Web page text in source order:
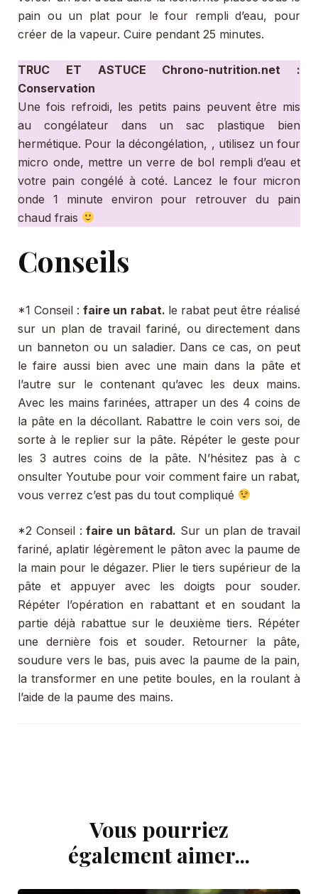
pain ou un plat pour le four rempli d’eau, pour
créer de la vapeur. Cuire pendant 25 minutes.
TRUC ET ASTUCE Chrono-nutrition.net :
Conservation
Une fois refroidi, les petits pains peuvent être mis
au congélateur dans un sac plastique bien
hermétique. Pour la décongélation, , utilisez un four
micro onde, mettre un verre de bol rempli d’eau et
votre pain congélé à coté. Lancez le four micron
onde 1 minute environ pour retrouver du pain
chaud frais
Conseils
*1 Conseil :faire un rabat. le rabat peut être réalisé
sur un plan de travail fariné, ou directement dans
un banneton ou un saladier. Dans ce cas, on peut
le faire aussi bien avec une main dans la pâte et
l’autre sur le contenant qu’avec les deux mains.
Avec les mains farinées, attraper un des 4 coins de
la pâte en la décollant. Rabattre le coin vers soi, de
sorte à le replier sur la pâte. Répéter le geste pour
les 3 autres coins de la pâte. N’hésitez pas à c
onsulter Youtube pour voir comment faire un rabat,
vous verrez c’est pas du tout compliqué
*2 Conseil : faire un bâtard. Sur un plan de travail
fariné, aplatir légèrement le pâton avec la paume de
la main pour le dégazer. Plier le tiers supérieur de la
pâte et appuyer avec les doigts pour souder.
Répéter l’opération en rabattant et en soudant la
partie déjà rabattue sur le deuxième tiers. Répéter
une dernière fois et souder. Retourner la pâte,
soudure vers le bas, puis avec la paume de la pain,
la transformer en une petite boules, en la roulant à
l’aide de la paume des mains.
Vous pourriez
également aimer...